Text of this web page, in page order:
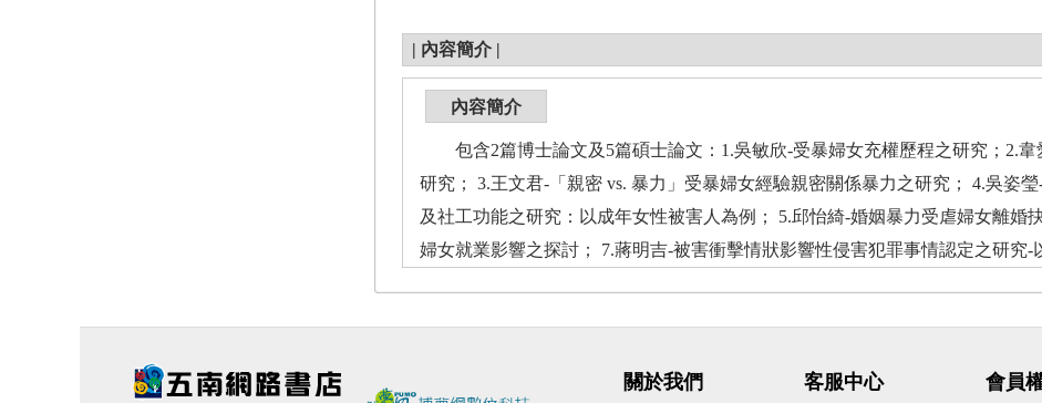
| 內容簡介 |
內容簡介
包含2篇博士論文及5篇碩士論文：1.吳敏欣-受暴婦女充權歷程之研究；2.韋
研究； 3.王文君-「親密 vs. 暴力」受暴婦女經驗親密關係暴力之研究； 4.吳姿
及社工功能之研究：以成年女性被害人為例； 5.邱怡綺-婚姻暴力受虐婦女離婚
婦女就業影響之探討； 7.蔣明吉-被害衝擊情狀影響性侵害犯罪事情認定之研究-
關於我們 客服中心 會員